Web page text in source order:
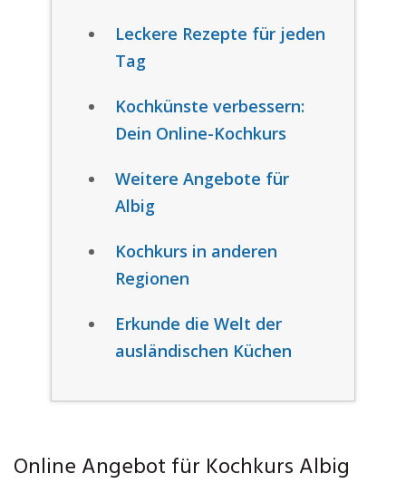
Leckere Rezepte für jeden
Tag
Kochkünste verbessern:
Dein Online-Kochkurs
Weitere Angebote für
Albig
Kochkurs in anderen
Regionen
Erkunde die Welt der
ausländischen Küchen
Online Angebot für Kochkurs Albig